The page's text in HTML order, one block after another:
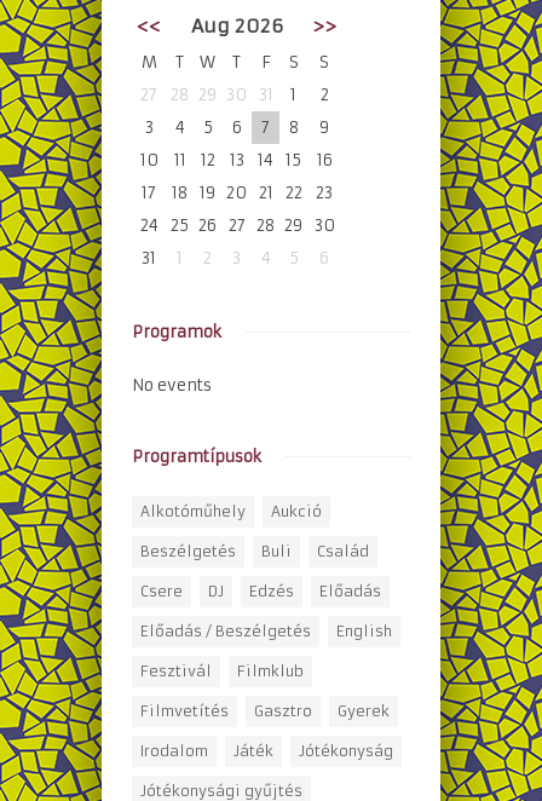
<< Aug 2026 >>
M T W T F S
S
27
28 29 30 31 1
2
3
4 5 6 7 8
9
10
11 12 13 14 15
16
17
18 19 20 21 22
23
24
25 26 27 28 29
30
31
1 2 3 4 5 6
Programok
No events
Programtípusok
Alkotóműhely Aukció
Beszélgetés Buli Család
Csere DJ Edzés Előadás
Előadás / Beszélgetés English
Fesztivál Filmklub
Filmvetítés Gasztro Gyerek
Irodalom Játék Jótékonyság
Jótékonysági gyűjtés